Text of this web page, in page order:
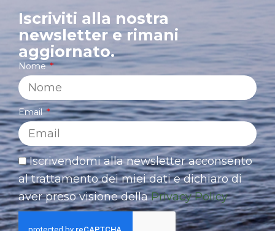
Iscriviti alla nostra
newsletter e rimani
aggiornato.
Nome
Email
Iscrivendomi alla newsletter acconsento
al trattamento dei miei dati e dichiaro di
aver preso visione dellaPrivacy Policy